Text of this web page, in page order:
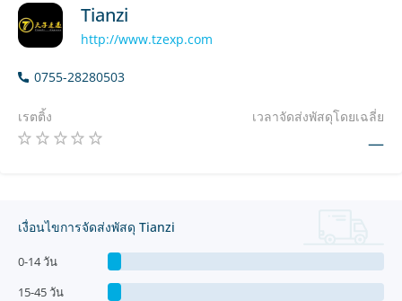
Tianzi
http://www.tzexp.com
0755-28280503
เรตติ้ง เวลาจัดส่งพัสดุโดยเฉลี่ย
—
เงื่อนไขการจัดส่งพัสดุ Tianzi
0-14 วัน
15-45 วัน